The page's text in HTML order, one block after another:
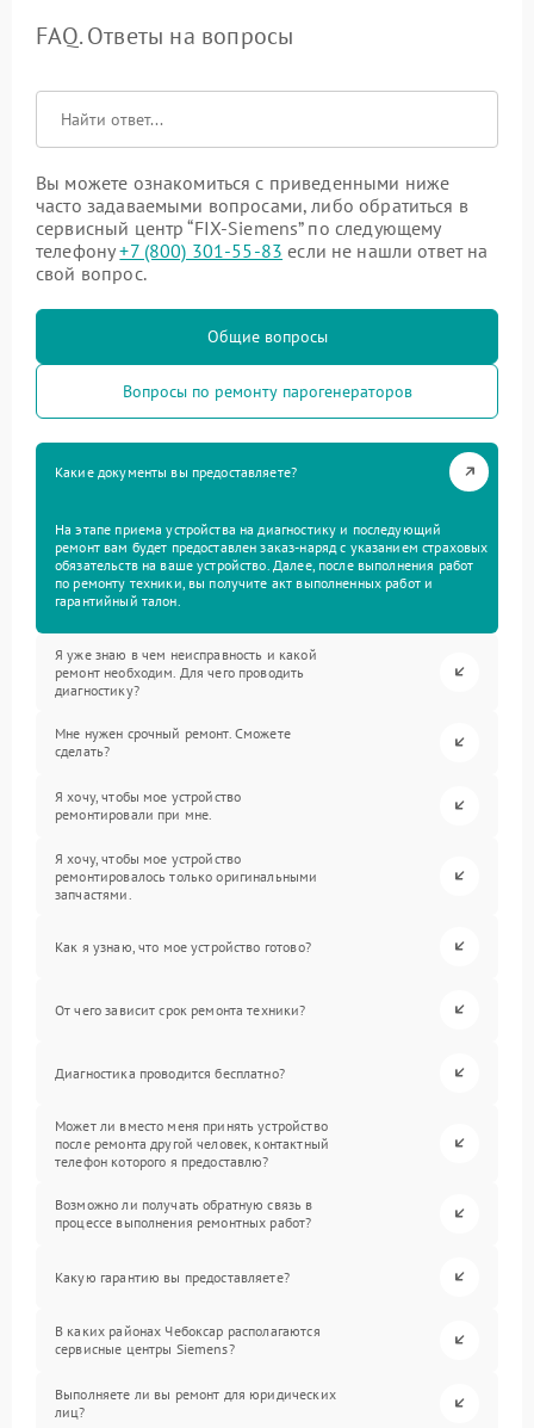
FAQ. Ответы на вопросы
Вы можете ознакомиться с приведенными ниже
часто задаваемыми вопросами, либо обратиться в
сервисный центр “FIX-Siemens” по следующему
телефону+7 (800) 301-55-83 если не нашли ответ на
свой вопрос.
Общие вопросы
Вопросы по ремонту парогенераторов
Какие документы вы предоставляете?
На этапе приема устройства на диагностику и последующий
ремонт вам будет предоставлен заказ-наряд с указанием страховых
обязательств на ваше устройство. Далее, после выполнения работ
по ремонту техники, вы получите акт выполненных работ и
гарантийный талон.
Я уже знаю в чем неисправность и какой
ремонт необходим. Для чего проводить
диагностику?
Мне нужен срочный ремонт. Сможете
сделать?
Я хочу, чтобы мое устройство
ремонтировали при мне.
Я хочу, чтобы мое устройство
ремонтировалось только оригинальными
запчастями.
Как я узнаю, что мое устройство готово?
От чего зависит срок ремонта техники?
Диагностика проводится бесплатно?
Может ли вместо меня принять устройство
после ремонта другой человек, контактный
телефон которого я предоставлю?
Возможно ли получать обратную связь в
процессе выполнения ремонтных работ?
Какую гарантию вы предоставляете?
В каких районах Чебоксар располагаются
сервисные центры Siemens?
Выполняете ли вы ремонт для юридических
лиц?